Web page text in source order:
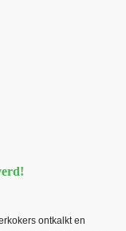
ontkalkt en